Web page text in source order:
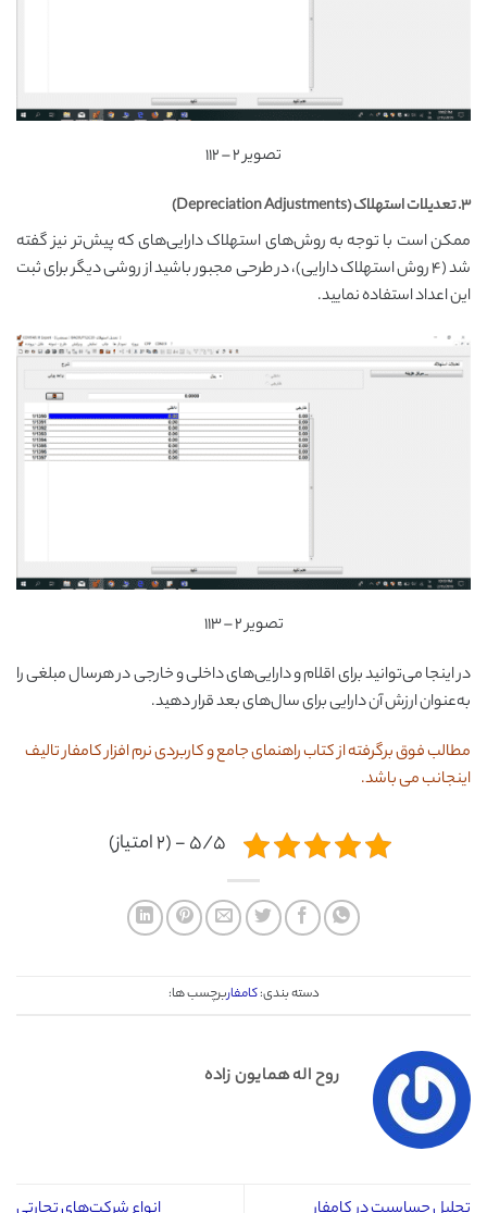
تصویر ۲ – ۱۱۲
۳. تعدیلات استهلاک (Depreciation Adjustments)
ممکن است با توجه به روش‌های استهلاک دارایی‌های که پیش‌تر نیز گفته
شد (۴ روش استهلاک دارایی)، در طرحی مجبور باشید از روشی دیگر برای ثبت
این اعداد استفاده نمایید.
تصویر ۲ – ۱۱۳
در اینجا می‌توانید برای اقلام و دارایی‌های داخلی و خارجی در هرسال مبلغی را
به‌عنوان ارزش آن دارایی برای سال‌های بعد قرار دهید.
مطالب فوق برگرفته از کتاب راهنمای جامع و کاربردی نرم افزار کامفار تالیف
اینجانب می باشد.
۵/۵ - (۲ امتیاز)
دسته بندی:کامفاربرچسب ها:
روح اله همایون زاده